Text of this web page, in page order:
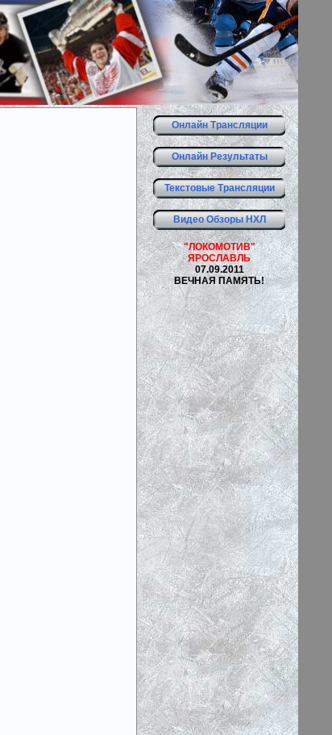
Онлайн Трансляции
Онлайн Результаты
Текстовые Трансляции
Видео Обзоры НХЛ
"ЛОКОМОТИВ"
ЯРОСЛАВЛЬ
07.09.2011
ВЕЧНАЯ ПАМЯТЬ!